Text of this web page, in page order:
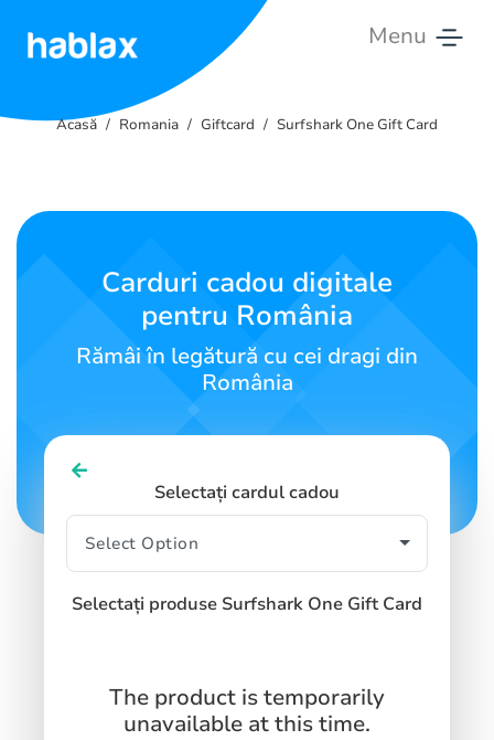
Menu
Tarife
Contactează-
Română
SIGN IN
Acasă Romania Giftcard Surfshark One Gift Card
Carduri cadou digitale
pentru România
Rămâi în legătură cu cei dragi din
România
Selectați cardul cadou
Selectați produse Surfshark One Gift Card
The product is temporarily
unavailable at this time.